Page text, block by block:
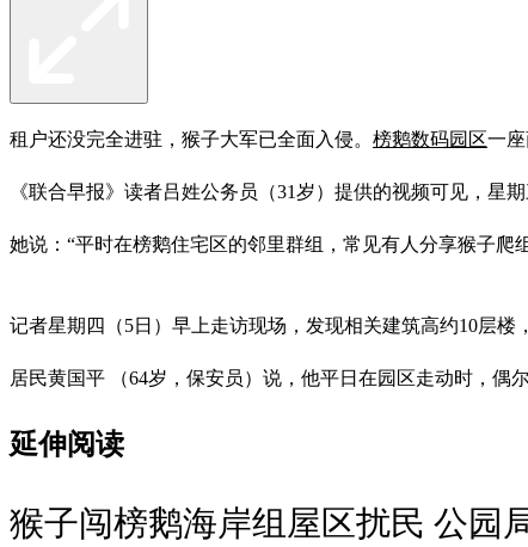
租户还没完全进驻，猴子大军已全面入侵。 榜鹅数码园区一
《联合早报》读者吕姓公务员（31岁）提供的视频可见，星
她说：“平时在榜鹅住宅区的邻里群组，常见有人分享猴子爬
记者星期四（5日）早上走访现场，发现相关建筑高约10层
居民黄国平 （64岁，保安员）说，他平日在园区走动时，偶
延伸阅读
猴子闯榜鹅海岸组屋区扰民 公园